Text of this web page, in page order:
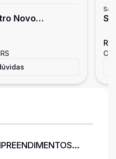
Novo